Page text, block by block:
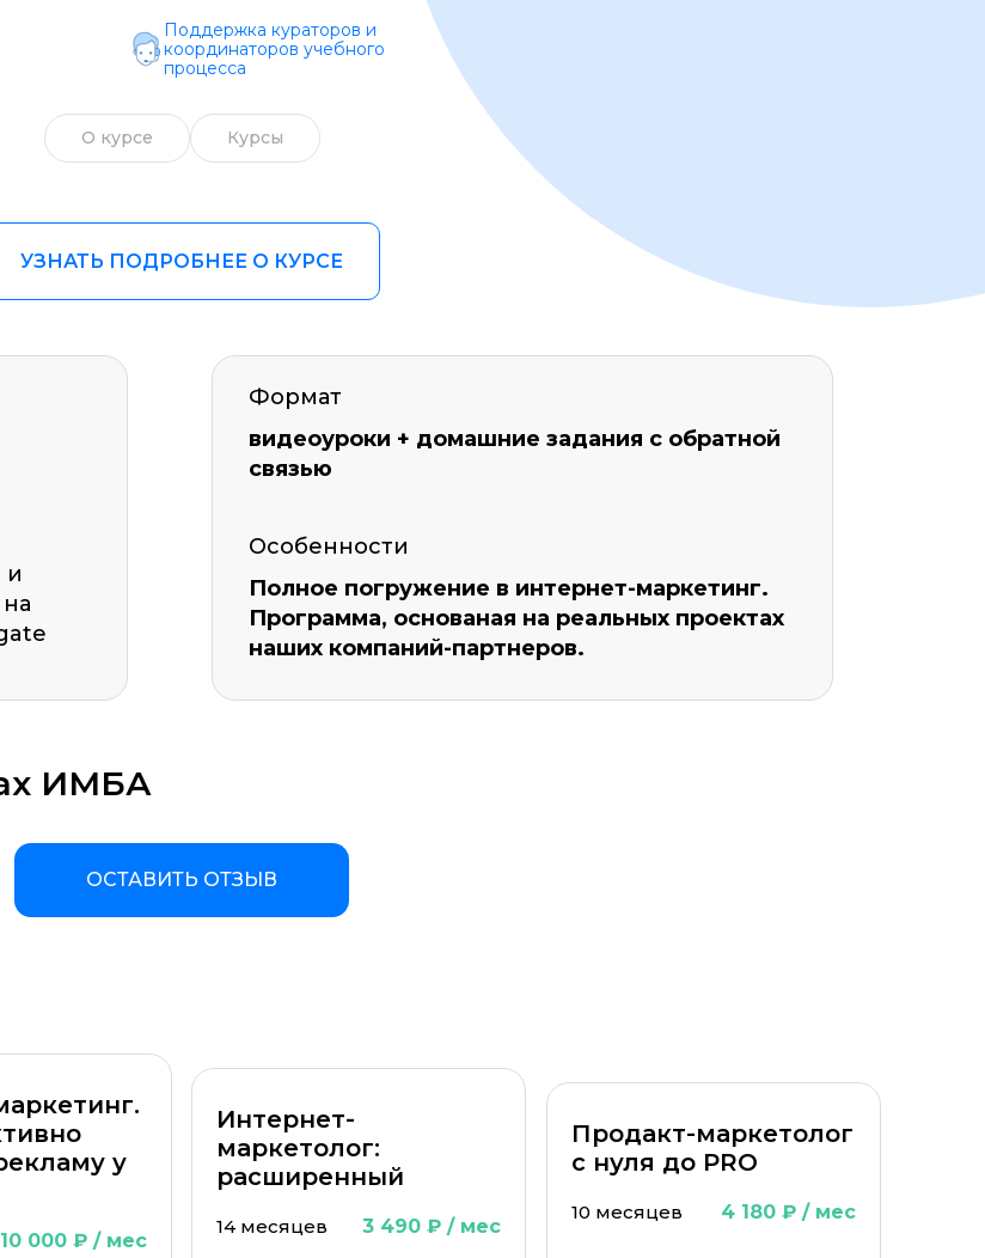
Другое
Рукоделие
Поддержка кураторов и
координаторов учебного
процесса
О курсе Курсы
УЗНАТЬ ПОДРОБНЕЕ О КУРСЕ
и
Формат
видеоуроки + домашние задания с обратной
связью
Особенности
Полное погружение в интернет-маркетинг.
Программа, основаная на реальных проектах
наших компаний-партнеров.
ИМБА
ОСТАВИТЬ ОТЗЫВ
у
10 000 ₽ / мес
Интернет-
маркетолог:
расширенный
14 месяцев 3 490 ₽ / мес
Продакт-маркетолог
с нуля до PRO
10 месяцев 4 180 ₽ / мес
ОСТАВИТЬ КОММЕНТАРИЙ
* Программа обучения *
ОСТАВИТЬ ОТЗЫВ